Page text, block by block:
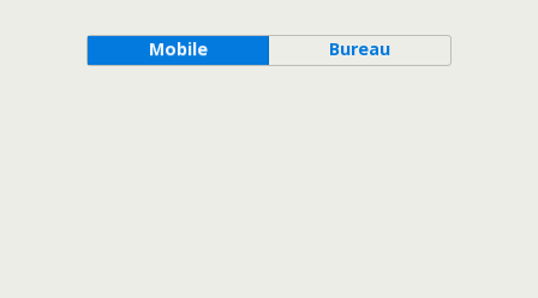
Mobile Bureau